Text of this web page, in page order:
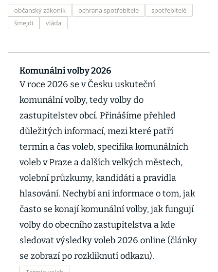
občanský zákoník ochrana spotřebitele
spotřebitelé
šmejdi
vláda
Komunální volby 2026
V roce 2026 se v Česku uskuteční
komunální volby, tedy volby do
zastupitelstev obcí. Přinášíme přehled
důležitých informací, mezi které patří
termín a čas voleb, specifika komunálních
voleb v Praze a dalších velkých městech,
volební průzkumy, kandidáti a pravidla
hlasování. Nechybí ani informace o tom, jak
často se konají komunální volby, jak fungují
volby do obecního zastupitelstva a kde
sledovat výsledky voleb 2026 online (články
se zobrazí po rozkliknutí odkazu).